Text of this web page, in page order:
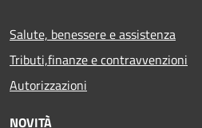
Salute, benessere e assistenza
Tributi,finanze e contravvenzioni
Autorizzazioni
NOVITÀ